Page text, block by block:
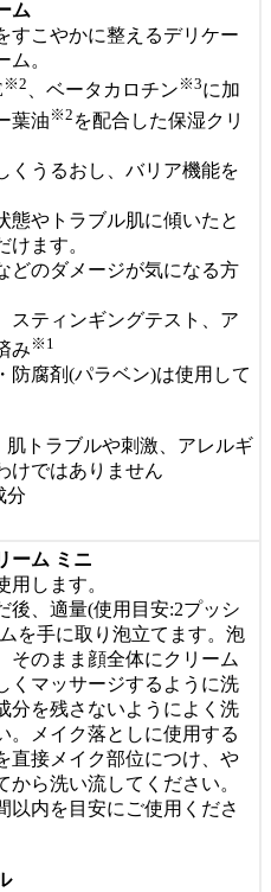
ム
すこやかに整えるデリケー
ム。
※2 、ベータカロチン ※3に加
葉油※2 を配合した保湿クリ
くうるおし、バリア機能を
態やトラブル肌に傾いたと
けます。
どのダメージが気になる方
ティンギングテスト、ア
み ※1
防腐剤(パラベン)は使用して
トラブルや刺激、アレルギ
けではありません
分
ーム ミニ
用します。
後、適量(使用目安:2プッシ
を手に取り泡立てます。泡
そのまま顔全体にクリーム
くマッサージするように洗
分を残さないようによく洗
。メイク落としに使用する
直接メイク部位につけ、や
から洗い流してください。
以内を目安にご使用くださ